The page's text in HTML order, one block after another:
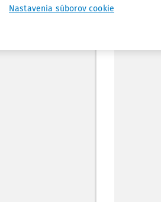
Nastavenia súborov cookie